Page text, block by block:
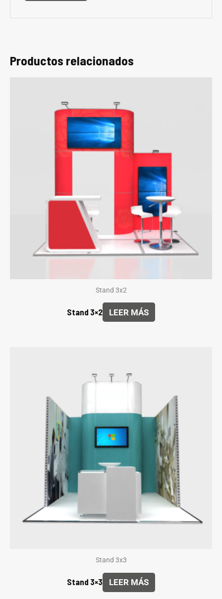
Productos relacionados
Stand 3x2
Stand 3×2 LEER MÁS
Stand 3x3
Stand 3×3 LEER MÁS